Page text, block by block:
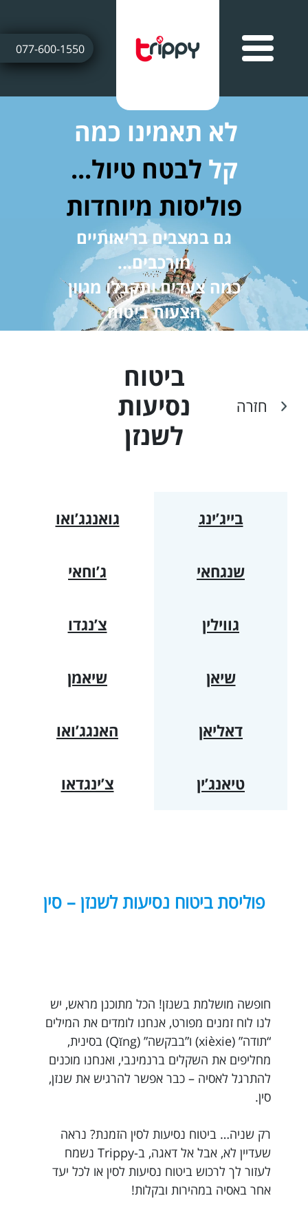
077-600-1550
לא תאמינו כמה
קל לבטח טיול...
פוליסות מיוחדות
גם במצבים בריאותיים
מורכבים...
כמה צעדים ותקבלו מגוון
הצעות ביטוח
חזרה
ביטוח
נסיעות
לשנזן
בייג’ינג גואנגג’ואו
שנגחאי ג’וחאי
גווילין צ’נגדו
שיאן שיאמן
דאליאן האנגג’ואו
טיאנג’ין צ’ינגדאו
פוליסת ביטוח נסיעות לשנזן – סין
חופשה מושלמת בשנזן! הכל מתוכנן מראש, יש
לנו לוח זמנים מפורט, אנחנו לומדים את המילים
“תודה” (xièxie) ו”בבקשה” (Qǐng) בסינית,
מחליפים את השקלים ברנמינבי, ואנחנו מוכנים
להתרגל לאסיה – כבר אפשר להרגיש את שנזן,
סין.
רק שניה… ביטוח נסיעות לסין הזמנת? נראה
שעדיין לא, אבל אל דאגה, ב-Trippy נשמח
לעזור לך לרכוש ביטוח נסיעות לסין או לכל יעד
אחר באסיה במהירות ובקלות!